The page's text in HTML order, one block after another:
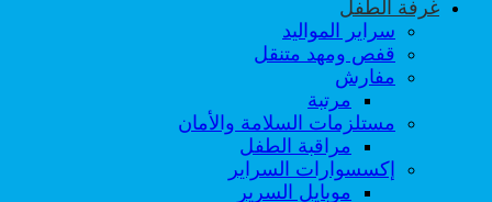
غرفة الطفل
سراير المواليد
قفص ومهد متنقل
مفارش
مرتبة
مستلزمات السلامة والأمان
مراقبة الطفل
إكسسوارات السراير
موبايل السرير